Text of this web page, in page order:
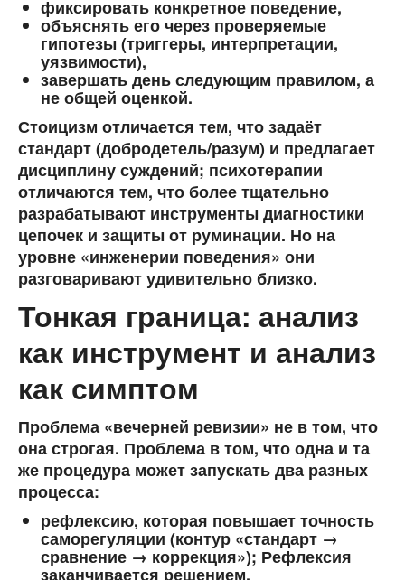
фиксировать конкретное поведение,
объяснять его через проверяемые
гипотезы (триггеры, интерпретации,
уязвимости),
завершать деньследующим правилом, а
не общей оценкой.
Стоицизм отличается тем, что задаёт
стандарт (добродетель/разум) и предлагает
дисциплину суждений; психотерапии
отличаются тем, что более тщательно
разрабатывают инструменты диагностики
цепочек и защиты от руминации. Но на
уровне «инженерии поведения» они
разговаривают удивительно близко.
Тонкая граница: анализ
как инструмент и анализ
как симптом
Проблема «вечерней ревизии» не в том, что
она строгая. Проблема в том, чтоодна и та
же процедура может запускать два разных
процесса:
рефлексию, которая повышает точность
саморегуляции (контур «стандарт →
сравнение → коррекция»); Рефлексия
заканчивается решением.